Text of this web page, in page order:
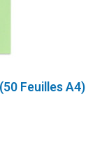
Feuilles A4)